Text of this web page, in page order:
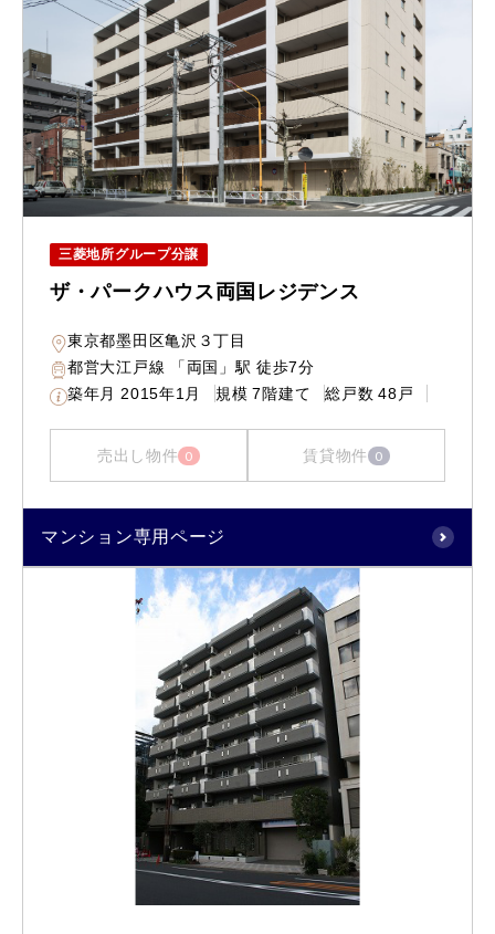
三菱地所グループ分譲
ザ・パークハウス両国レジデンス
東京都墨田区亀沢３丁目
都営大江戸線 「両国」駅 徒歩7分
築年月 2015年1月 規模 7階建て 総戸数 48戸
売出し物件 0 賃貸物件 0
マンション専用ページ